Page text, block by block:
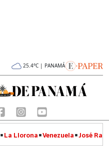
25.4°C | PANAMÁ
La Llorona Venezuela José